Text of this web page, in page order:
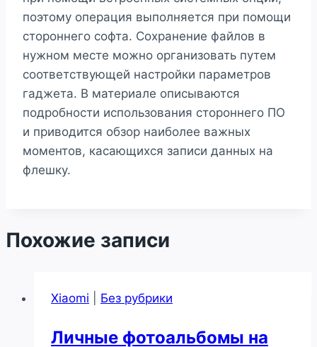
поэтому операция выполняется при помощи
стороннего софта. Сохранение файлов в
нужном месте можно организовать путем
соответствующей настройки параметров
гаджета. В материале описываются
подробности использования стороннего ПО
и приводится обзор наиболее важных
моментов, касающихся записи данных на
флешку.
Похожие записи
Xiaomi Без рубрики
Личные фотоальбомы на